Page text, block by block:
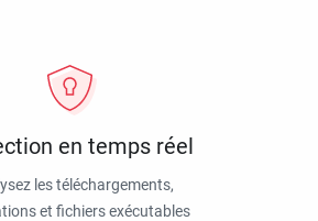
en temps réel
les téléchargements,
et fichiers exécutables